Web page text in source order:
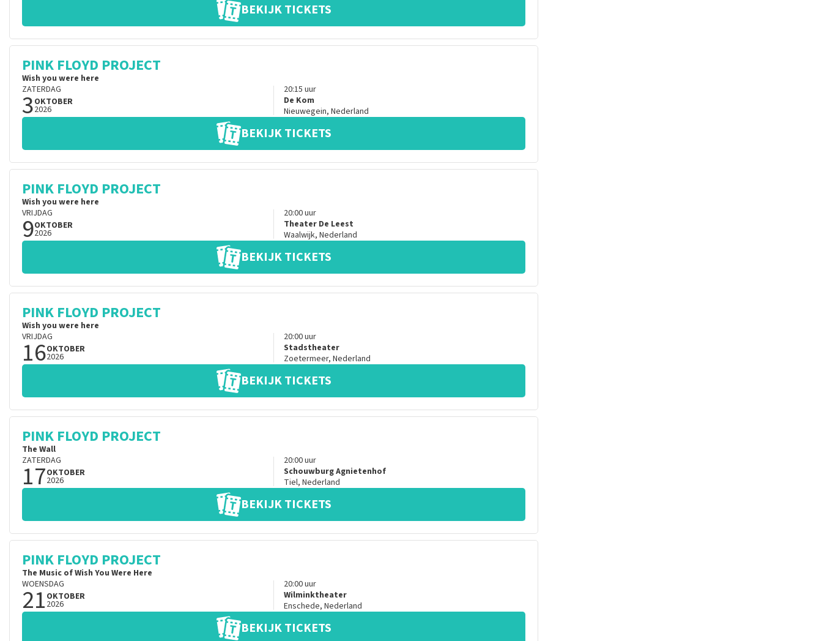
BEKIJK TICKETS
PINK FLOYD PROJECT
Wish you were here
ZATERDAG
3OKTOBER
2026
20:15 uur
De Kom
Nieuwegein, Nederland
BEKIJK TICKETS
PINK FLOYD PROJECT
Wish you were here
VRIJDAG
9OKTOBER
2026
20:00uur
Theater De Leest
Waalwijk, Nederland
BEKIJK TICKETS
PINK FLOYD PROJECT
Wish you were here
VRIJDAG
16OKTOBER
2026
20:00uur
Stadstheater
Zoetermeer, Nederland
BEKIJK TICKETS
PINK FLOYD PROJECT
The Wall
ZATERDAG
17OKTOBER
2026
20:00uur
Schouwburg Agnietenhof
Tiel, Nederland
BEKIJK TICKETS
PINK FLOYD PROJECT
The Music of Wish You Were Here
WOENSDAG
21 OKTOBER
2026
20:00uur
Wilminktheater
Enschede, Nederland
BEKIJK TICKETS